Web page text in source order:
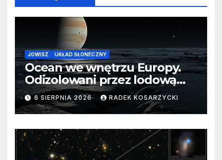
JOWISZ UKŁAD SŁONECZNY
Ocean we wnętrzu Europy.
Odizolowani przez lodową
barierę
6 SIERPNIA 2026 RADEK KOSARZYCKI